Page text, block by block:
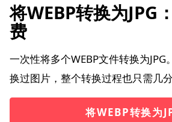
将WEBP转换为JPG
费
一次性将多个WEBP文件转换为
换过图片，整个转换过程也只需几分
将WEBP转换为